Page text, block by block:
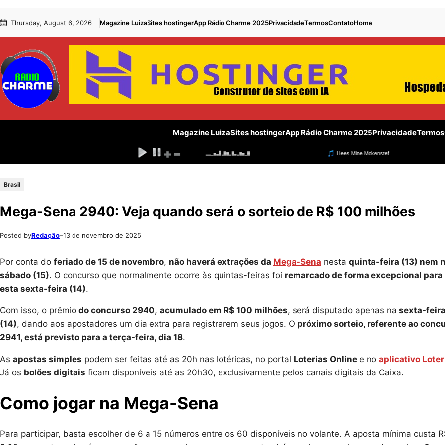
para
conteúdo
to Thursday, August 6, 2026 Magazine LuizaSites hostingerApp Rádio Charme 2025PrivacidadeTermosContatoHome
Magazine LuizaSites hostingerApp Rádio Charme 2025PrivacidadeTermos
Brasil
Mega-Sena 2940: Veja quando será o sorteio de R$ 100 milhões
Posted byRedação–13 de novembro de 2025
Por conta do feriado de 15 de novembro, não haverá extrações da Mega-Sena nesta quinta-feira (13) nem
sábado (15). O concurso que normalmente ocorre às quintas-feiras foi remarcado de forma excepcional para
esta sexta-feira (14).
Com isso, o prêmio do concurso 2940, acumulado em R$ 100 milhões, será disputado apenas na sexta-feira
(14), dando aos apostadores um dia extra para registrarem seus jogos. O próximo sorteio, referente ao
2941, está previsto para a terça-feira, dia 18.
As apostas simples podem ser feitas até as 20h nas lotéricas, no portal Loterias Online e no aplicativo
Já os bolões digitais ficam disponíveis até as 20h30, exclusivamente pelos canais digitais da Caixa.
Como jogar na Mega-Sena
Para participar, basta escolher de 6 a 15 números entre os 60 disponíveis no volante. A aposta mínima custa